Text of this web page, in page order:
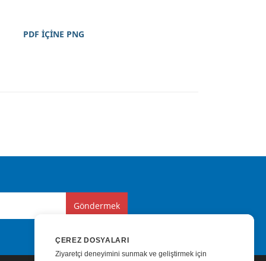
PDF İÇİNE PNG
Göndermek
ÇEREZ DOSYALARI
Ziyaretçi deneyimini sunmak ve geliştirmek için